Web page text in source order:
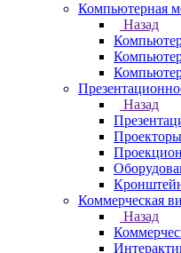
Компьютерная
Назад
Назад
Проекторы
Коммерческая
Назад